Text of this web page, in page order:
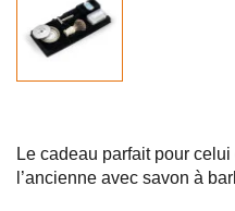
Le cadeau parfait pour
l’ancienne avec savon à